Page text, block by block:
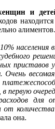
и
алиментов.
населения
приставов
Очень
первую
для
от
она.